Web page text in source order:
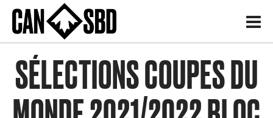
H
SÉLECTIONS COUPES DU